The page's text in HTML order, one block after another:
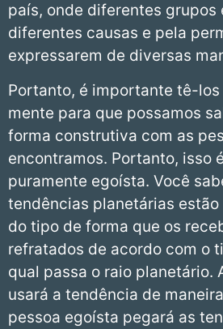
país, onde diferentes grupos
diferentes causas e pela
expressarem de diversas
Portanto, é importante tê-
mente para que possamos
forma construtiva com as
encontramos. Portanto, isso
puramente egoísta. Você
tendências planetárias estão
do tipo de forma que os
refratados de acordo com o
qual passa o raio planetário.
usará a tendência de
pessoa egoísta pegará as